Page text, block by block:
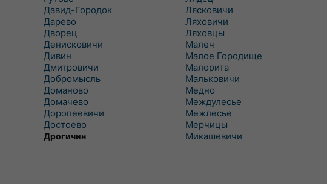
Давид-Городок
Дарево
Дворец
Денисковичи
Дивин
Дмитровичи
Добромысль
Доманово
Домачево
Доропеевичи
Достоево
Дрогичин
Лясковичи
Ляховичи
Ляховцы
Малеч
Малое Городище
Малорита
Мальковичи
Медно
Междулесье
Межлесье
Мерчицы
Микашевичи